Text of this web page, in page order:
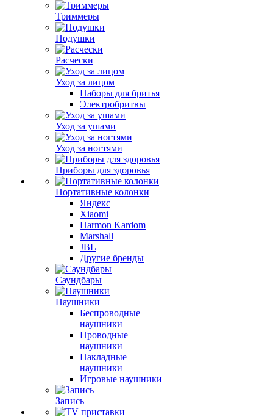
Триммеры
Подушки
Расчески
Уход за лицом
Наборы для бритья
Электробритвы
Уход за ушами
Уход за ногтями
Приборы для здоровья
Портативные колонки
Яндекс
Xiaomi
Harmon Kardom
Marshall
JBL
Другие бренды
Саундбары
Наушники
Беспроводные
наушники
Проводные
наушники
Накладные
наушники
Игровые наушники
Запись